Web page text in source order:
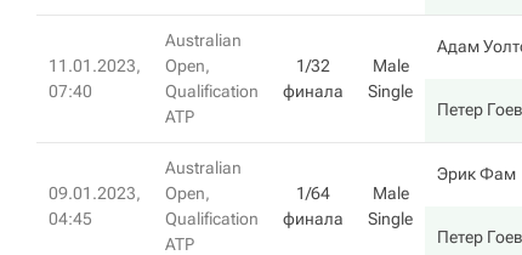
11.01.2023,
07:40
Australian
Open,
Qualification
ATP
1/32
финала
Male
Single
Адам
Петер
09.01.2023,
04:45
Australian
Open,
Qualification
ATP
1/64
финала
Male
Single
Эрик Фам
Петер